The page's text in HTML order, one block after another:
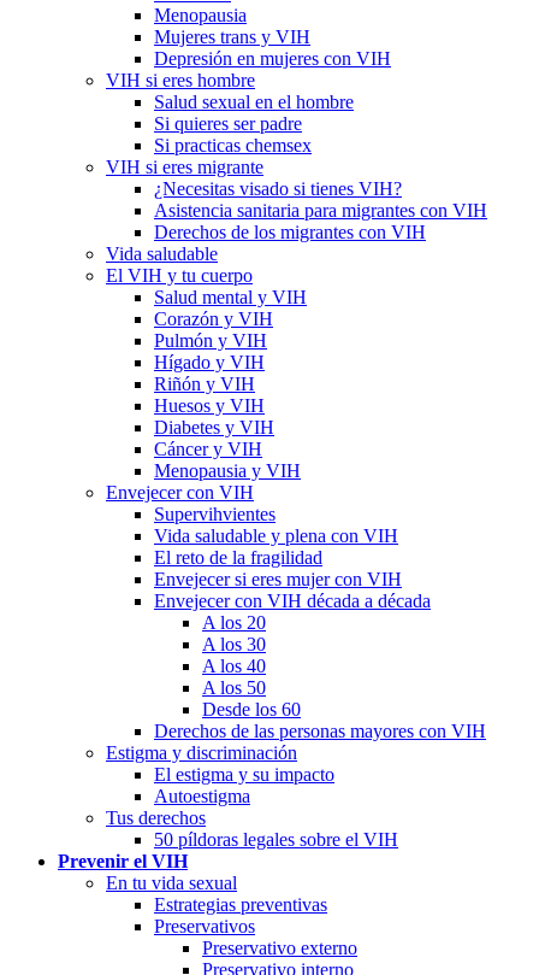
Menopausia
Mujeres trans y VIH
Depresión en mujeres con VIH
VIH si eres hombre
Salud sexual en el hombre
Si quieres ser padre
Si practicas chemsex
VIH si eres migrante
¿Necesitas visado si tienes VIH?
Asistencia sanitaria para migrantes con VIH
Derechos de los migrantes con VIH
Vida saludable
El VIH y tu cuerpo
Salud mental y VIH
Corazón y VIH
Pulmón y VIH
Hígado y VIH
Riñón y VIH
Huesos y VIH
Diabetes y VIH
Cáncer y VIH
Menopausia y VIH
Envejecer con VIH
Supervihvientes
Vida saludable y plena con VIH
El reto de la fragilidad
Envejecer si eres mujer con VIH
Envejecer con VIH década a década
A los 20
A los 30
A los 40
A los 50
Desde los 60
Derechos de las personas mayores con VIH
Estigma y discriminación
El estigma y su impacto
Autoestigma
Tus derechos
50 píldoras legales sobre el VIH
Prevenir el VIH
En tu vida sexual
Estrategias preventivas
Preservativos
Preservativo externo
Preservativo interno